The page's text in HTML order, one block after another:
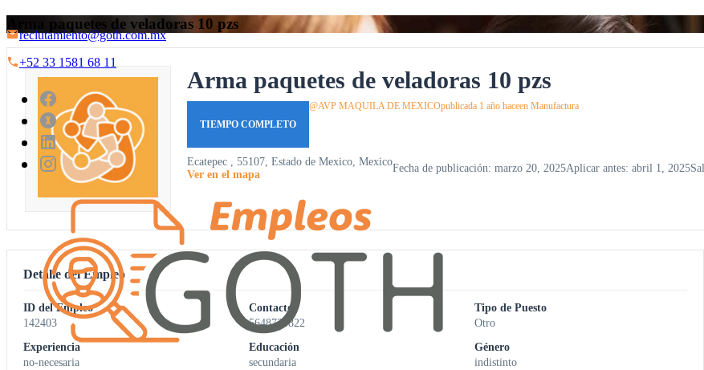
reclutamiento@goth.com.mx
+52 33 1581 68 11
Arma paquetes de veladoras 10 pzs
Arma paquetes de veladoras 10 pzs
TIEMPO COMPLETO
@AVP MAQUILA DE MEXICOpublicada 1 año haceen Manufactura
Ecatepec , 55107, Estado de Mexico, Mexico
Ver en el mapa
Fecha de publicación: marzo 20, 2025Aplicar antes: abril 1, 2025
Detalle del Empleo
ID del Empleo
142403
Contacto
5648733822
Tipo de Puesto
Otro
Experiencia
no-necesaria
Educación
secundaria
Género
indistinto